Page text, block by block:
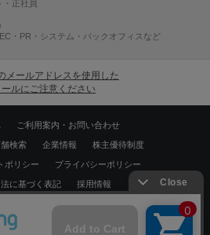
正社員
・PR・システム・バックオフィスなど
メールアドレスを使用した
ルにご注意ください
ご利用案内・お問い合わせ
舗検索 企業情報 株主優待制度
ポリシー プライバシーポリシー
に基づく表記 採用情報
CO.,LTD. All rights reserved.